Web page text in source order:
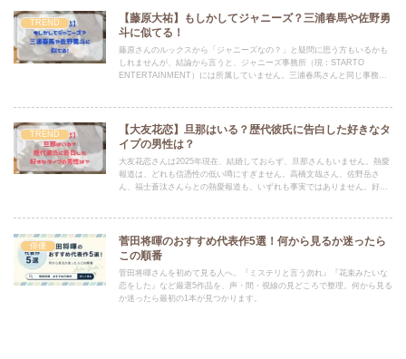
TREND
【藤原大祐】もしかしてジャニーズ？三浦春馬や佐野勇
斗に似てる！
藤原さんのルックスから「ジャニーズなの？」と疑問に思う方もいるかも
しれませんが、結論から言うと、ジャニーズ事務所（現：STARTO
ENTERTAINMENT）には所属していません。三浦春馬さんと同じ事務所
TREND
【大友花恋】旦那はいる？歴代彼氏に告白した好きなタ
イプの男性は？
大友花恋さんは2025年現在、結婚しておらず、旦那さんもいません。熱愛
報道は、どれも信憑性の低い噂にすぎません。高橋文哉さん、佐野岳さ
ん、福士蒼汰さんらとの熱愛報道も、いずれも事実ではありません。好き
俳優
菅田将暉のおすすめ代表作5選！何から見るか迷ったら
この順番
菅田将暉さんを初めて見る人へ。『ミステリと言う勿れ』『花束みたいな
恋をした』など厳選5作品を、声・間・視線の見どころで整理。何から見る
か迷ったら最初の1本が見つかります。